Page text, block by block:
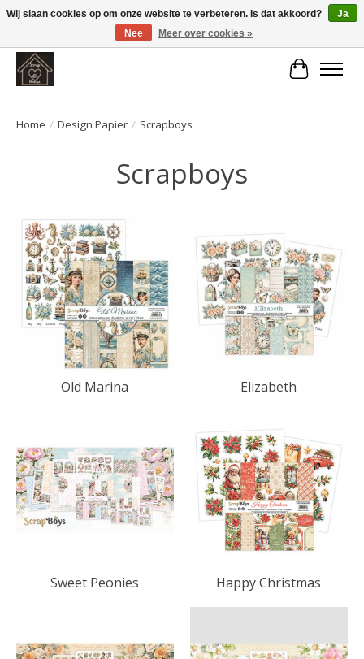
Large selection of products and fast shipping!
Home / Design Papier / Scrapboys
Scrapboys
Old Marina Elizabeth
Sweet Peonies Happy Christmas
Wij slaan cookies op om onze website te verbeteren. Is dat akkoord?
Ja
Nee
Meer over cookies »